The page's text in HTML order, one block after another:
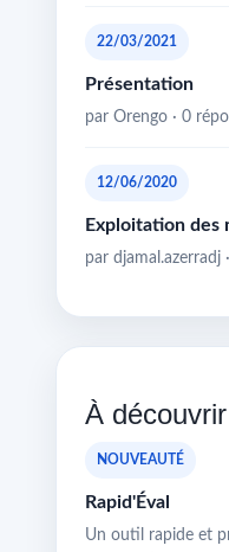
22/03/2021
Présentation
par Orengo · 0
12/06/2020
Exploitation des
par djamal.azerradj
À
NOUVEAUTÉ
Rapid'Éval
Un outil rapide et